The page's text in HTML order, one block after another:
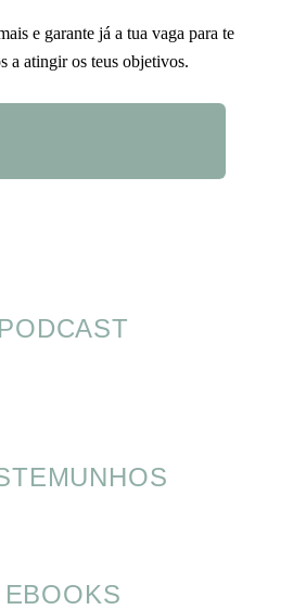
e garante já a tua vaga para te
a atingir os teus objetivos.
PODCAST
EBOOKS